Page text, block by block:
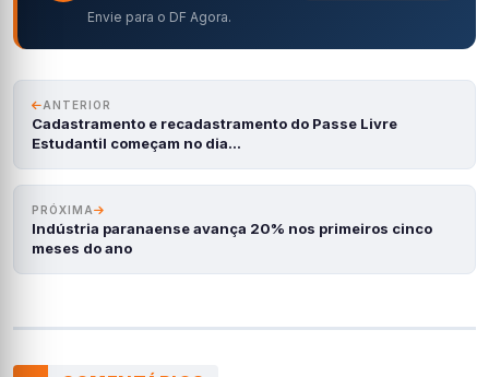
Envie para o DF Agora.
ANTERIOR
Cadastramento e recadastramento do Passe Livre
Estudantil começam no dia…
PRÓXIMA
Indústria paranaense avança 20% nos primeiros cinco
meses do ano